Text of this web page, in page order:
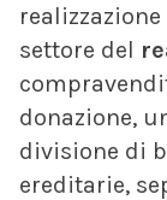
settore del
donazione,
divisione di
ereditarie,